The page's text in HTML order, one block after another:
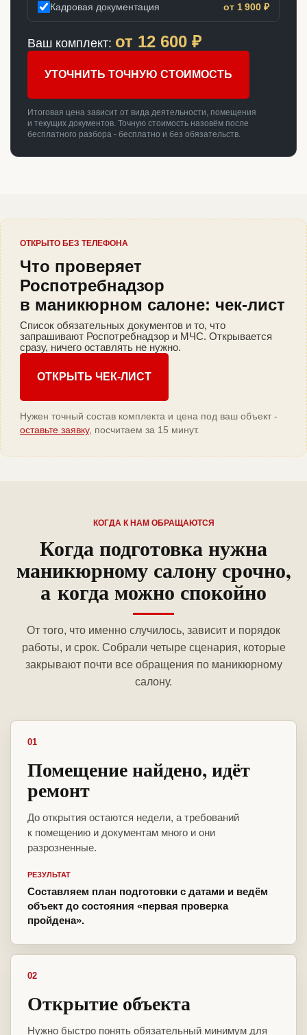
Кадровая документация от 1 900 ₽
Ваш комплект: от 12 600 ₽
УТОЧНИТЬ ТОЧНУЮ СТОИМОСТЬ
Итоговая цена зависит от вида деятельности, помещения
и текущих документов. Точную стоимость назовём после
бесплатного разбора - бесплатно и без обязательств.
ОТКРЫТО БЕЗ ТЕЛЕФОНА
Что проверяет
Роспотребнадзор
в маникюрном салоне: чек-лист
Список обязательных документов и то, что
запрашивают Роспотребнадзор и МЧС. Открывается
сразу, ничего оставлять не нужно.
ОТКРЫТЬ ЧЕК-ЛИСТ
Нужен точный состав комплекта и цена под ваш объект -
оставьте заявку, посчитаем за 15 минут.
КОГДА К НАМ ОБРАЩАЮТСЯ
Когда подготовка нужна
маникюрному салону срочно,
а когда можно спокойно
От того, что именно случилось, зависит и порядок
работы, и срок. Собрали четыре сценария, которые
закрывают почти все обращения по маникюрному
салону.
01
Помещение найдено, идёт
ремонт
До открытия остаются недели, а требований
к помещению и документам много и они
разрозненные.
РЕЗУЛЬТАТ
Составляем план подготовки с датами и ведём
объект до состояния «первая проверка
пройдена».
02
Открытие объекта
Нужно быстро понять обязательный минимум для